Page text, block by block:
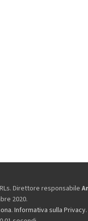
Direttore responsabile
2020.
. Informativa sulla Privacy.